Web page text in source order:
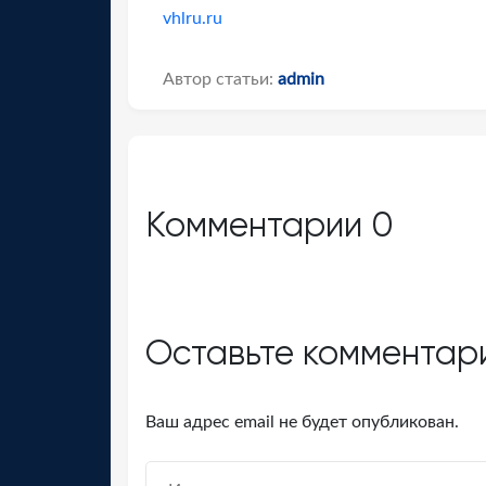
vhlru.ru
Автор статьи: admin
Комментарии 0
Оставьте
Ваш адрес email не будет опубликован.